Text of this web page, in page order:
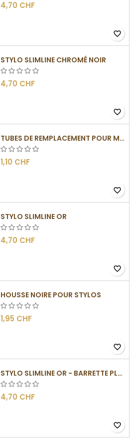
4,70 CHF
favorite_border
STYLO SLIMLINE CHROMÉ NOIR
4,70 CHF
favorite_border
TUBES DE REMPLACEMENT POUR MÉCANISMES SLIMLINE
1,10 CHF
favorite_border
STYLO SLIMLINE OR
4,70 CHF
favorite_border
HOUSSE NOIRE POUR STYLOS
1,95 CHF
favorite_border
STYLO SLIMLINE OR - BARRETTE PLATE
4,70 CHF
favorite_border